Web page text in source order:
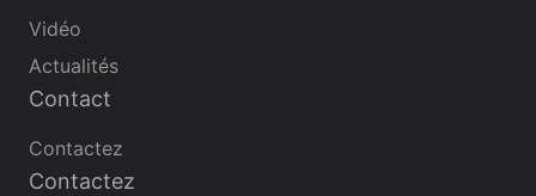
Vidéo
Actualités
Contact
Contactez
Contactez